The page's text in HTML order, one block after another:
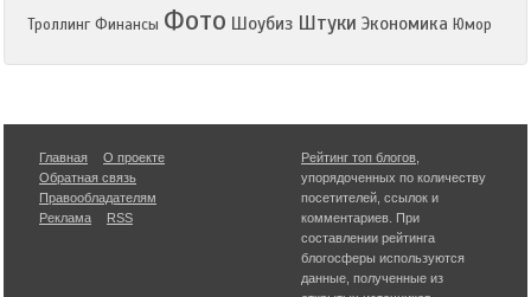
Троллинг Финансы Фото Шоубиз Штуки Экономика Юмор
Главная
О проекте
Обратная связь
Правообладателям
Реклама
RSS
Рейтинг топ блогов
упорядоченных по количеству
посетителей, ссылок и
комментариев. При
составлении рейтинга
блогосферы используются
данные, полученные из